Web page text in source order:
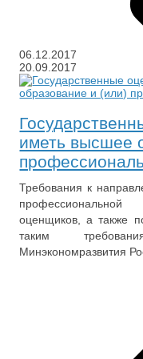
06.12.2017
20.09.2017
иметь высшее
Требования к
профессиональной
оценщиков, а также
таким
Минэкономразвития